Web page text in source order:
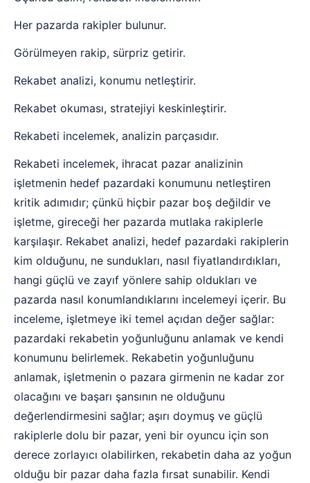
Her pazarda rakipler bulunur.
Görülmeyen rakip, sürpriz getirir.
Rekabet analizi, konumu netleştirir.
Rekabet okuması, stratejiyi keskinleştirir.
Rekabeti incelemek, analizin parçasıdır.
Rekabeti incelemek, ihracat pazar analizinin
işletmenin hedef pazardaki konumunu netleştiren
kritik adımıdır; çünkü hiçbir pazar boş değildir ve
işletme, gireceği her pazarda mutlaka rakiplerle
karşılaşır. Rekabet analizi, hedef pazardaki rakiplerin
kim olduğunu, ne sundukları, nasıl fiyatlandırdıkları,
hangi güçlü ve zayıf yönlere sahip oldukları ve
pazarda nasıl konumlandıklarını incelemeyi içerir. Bu
inceleme, işletmeye iki temel açıdan değer sağlar:
pazardaki rekabetin yoğunluğunu anlamak ve kendi
konumunu belirlemek. Rekabetin yoğunluğunu
anlamak, işletmenin o pazara girmenin ne kadar zor
olacağını ve başarı şansının ne olduğunu
değerlendirmesini sağlar; aşırı doymuş ve güçlü
rakiplerle dolu bir pazar, yeni bir oyuncu için son
derece zorlayıcı olabilirken, rekabetin daha az yoğun
olduğu bir pazar daha fazla fırsat sunabilir. Kendi